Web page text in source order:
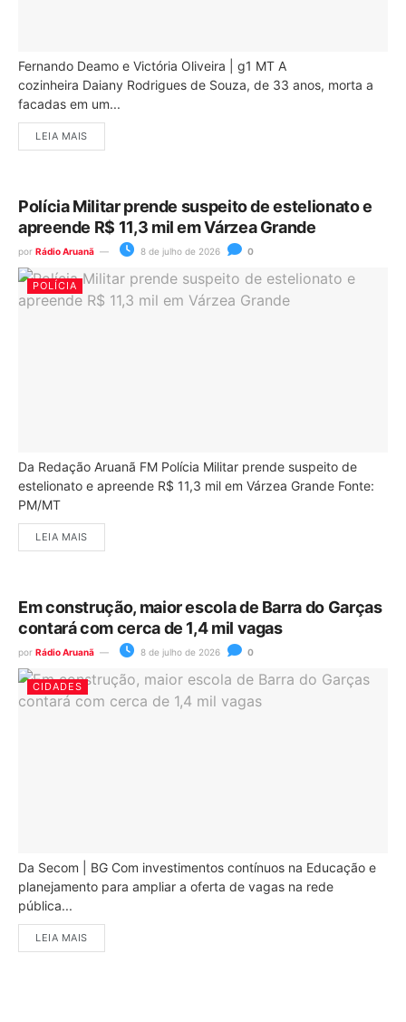
Fernando Deamo e Victória Oliveira | g1 MT A
cozinheira Daiany Rodrigues de Souza, de 33 anos, morta a
facadas em um...
LEIA MAIS
Polícia Militar prende suspeito de estelionato e
apreende R$ 11,3 mil em Várzea Grande
por Rádio Aruanã 8 de julho de 2026 0
POLÍCIA
Da Redação Aruanã FM Polícia Militar prende suspeito de
estelionato e apreende R$ 11,3 mil em Várzea Grande Fonte:
PM/MT
LEIA MAIS
Em construção, maior escola de Barra do Garças
contará com cerca de 1,4 mil vagas
por Rádio Aruanã 8 de julho de 2026 0
CIDADES
Da Secom | BG Com investimentos contínuos na Educação e
planejamento para ampliar a oferta de vagas na rede
pública...
LEIA MAIS